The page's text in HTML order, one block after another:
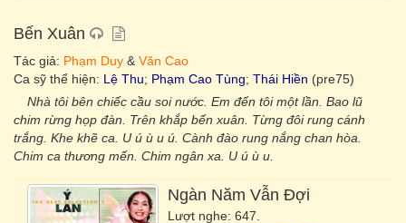
Bến Xuân
Tác giả: Phạm Duy & Văn Cao
Ca sỹ thể hiện: Lệ Thu; Phạm Cao Tùng; Thái Hiền (pre75)
Nhà tôi bên chiếc cầu soi nước. Em đến tôi một lần. Bao lũ
chim rừng họp đàn. Trên khắp bến xuân. Từng đôi rung cánh
trắng. Khe khẽ ca. U ú ù u ú. Cành đào rung nắng chan hòa.
Chim ca thương mến. Chim ngân xa. U ú ù u.
Ngàn Năm Vẫn Đợi
Lượt nghe: 647.